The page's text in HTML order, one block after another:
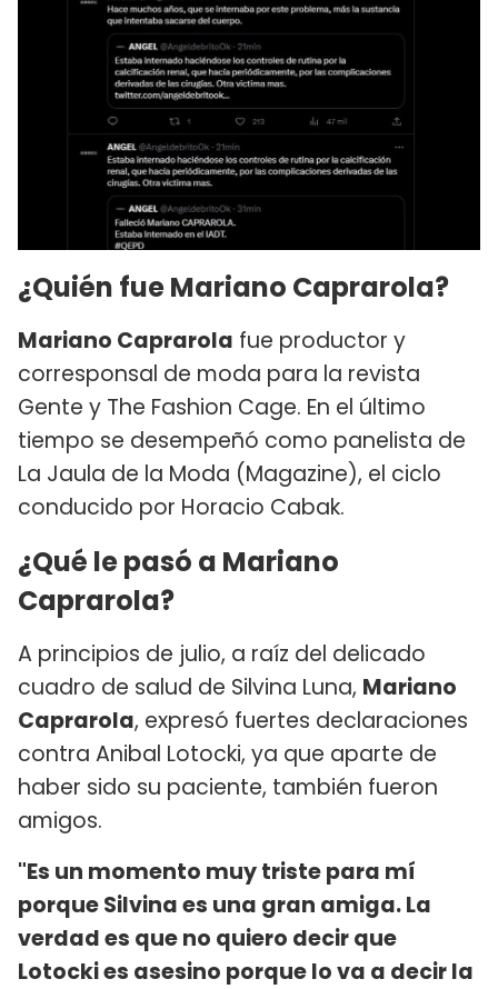
¿Quién fue Mariano Caprarola?
Mariano Caprarola fue productor y
corresponsal de moda para la revista
Gente y The Fashion Cage. En el último
tiempo se desempeñó como panelista de
La Jaula de la Moda (Magazine), el ciclo
conducido por Horacio Cabak.
¿Qué le pasó a Mariano
Caprarola?
A principios de julio, a raíz del delicado
cuadro de salud de Silvina Luna, Mariano
Caprarola, expresó fuertes declaraciones
contra Anibal Lotocki, ya que aparte de
haber sido su paciente, también fueron
amigos.
"Es un momento muy triste para mí
porque Silvina es una gran amiga. La
verdad es que no quiero decir que
Lotocki es asesino porque lo va a decir la